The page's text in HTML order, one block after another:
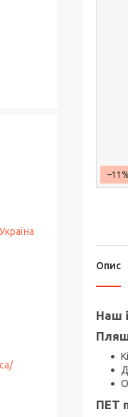
–11%
Опис
Наш
ПЕТ